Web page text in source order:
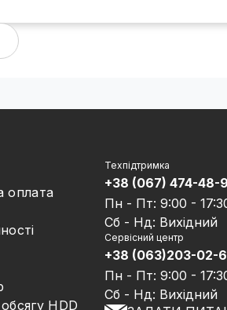
оплата
HDD
Техпідтримка
+38 (067) 474-48-
Пн - Пт: 9:00 -
Сб - Нд: Вихідний
Сервісний центр
+38 (063)203-02-
Пн - Пт: 9:00 -
Сб - Нд: Вихідний